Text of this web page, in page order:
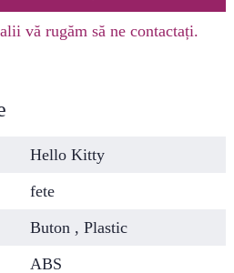
vă rugăm să ne contactați.
Hello Kitty
fete
Buton , Plastic
ABS